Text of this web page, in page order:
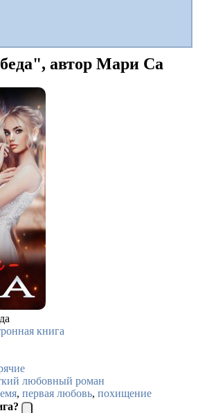
автор Мари Са
книга
любовный роман
, первая любовь, похищение